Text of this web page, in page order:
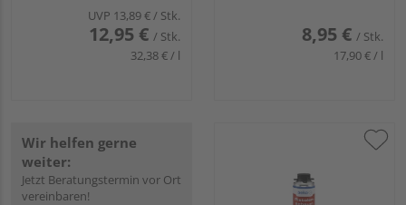
UVP 13,89 €/ Stk.
12,95 € / Stk.
32,38 € / l
8,95 € / Stk.
17,90 € / l
Wir helfen gerne
weiter:
Jetzt Beratungstermin vor Ort
vereinbaren!